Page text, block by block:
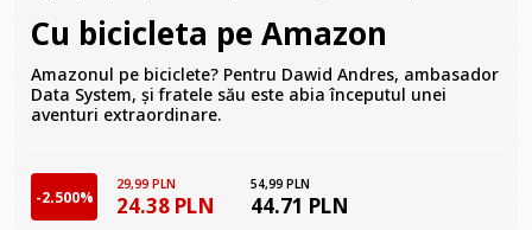
Cu bicicleta pe Amazon
Amazonul pe biciclete? Pentru Dawid Andres, ambasador
Data System, și fratele său este abia începutul unei
aventuri extraordinare.
-2.500%
29,99 PLN
24.38 PLN
54,99 PLN
44.71 PLN